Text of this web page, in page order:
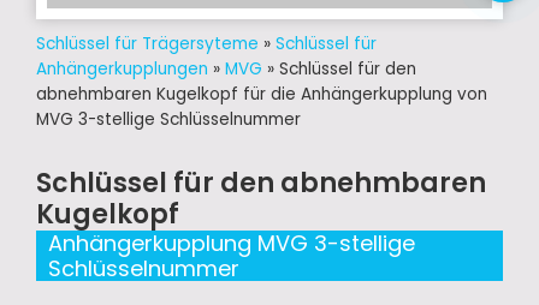
Schlüssel für Trägersyteme » Schlüssel für
Anhängerkupplungen » MVG » Schlüssel für den
abnehmbaren Kugelkopf für die Anhängerkupplung von
MVG 3-stellige Schlüsselnummer
Schlüssel für den abnehmbaren
Kugelkopf
Anhängerkupplung MVG 3-stellige
Schlüsselnummer